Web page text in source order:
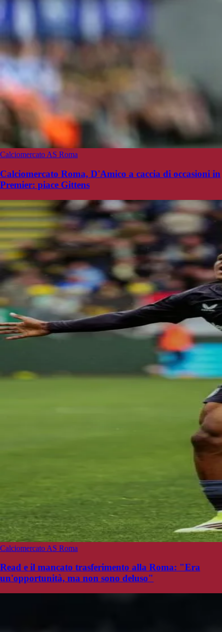
Calciomercato AS Roma
Calciomercato Roma, D'Amico a caccia di occasioni in
Premier: piace Gittens
Calciomercato AS Roma
Read e il mancato trasferimento alla Roma: "Era
un'opportunità, ma non sono deluso"